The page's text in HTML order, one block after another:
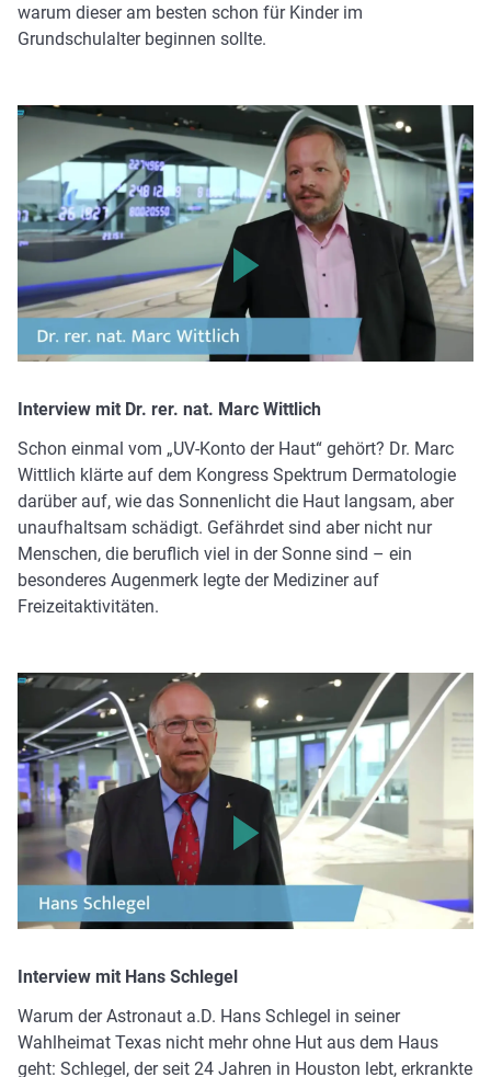
warum dieser am besten schon für Kinder im
Grundschulalter beginnen sollte.
Interview mit Dr. rer. nat. Marc Wittlich
Schon einmal vom „UV-Konto der Haut“ gehört? Dr. Marc
Wittlich klärte auf dem Kongress Spektrum Dermatologie
darüber auf, wie das Sonnenlicht die Haut langsam, aber
unaufhaltsam schädigt. Gefährdet sind aber nicht nur
Menschen, die beruflich viel in der Sonne sind – ein
besonderes Augenmerk legte der Mediziner auf
Freizeitaktivitäten.
Interview mit Hans Schlegel
Warum der Astronaut a.D. Hans Schlegel in seiner
Wahlheimat Texas nicht mehr ohne Hut aus dem Haus
geht: Schlegel, der seit 24 Jahren in Houston lebt, erkrankte